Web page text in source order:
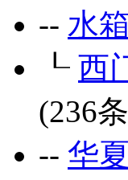
-- 水
┖ 西
(236
-- 华